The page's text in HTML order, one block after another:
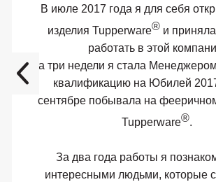
В июле 2017 года я для себя
изделия Tupperware® и
работать в этой
За три недели я стала
квалификацию на Юбилей
сентябре побывала на
Tupperware®.
За два года работы я
интересными людьми, которые